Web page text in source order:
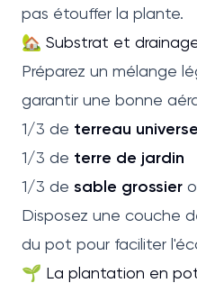
pas étouffer la plante.
🏡 Substrat et
Préparez un mélange
garantir une bonne
1/3 de terreau
1/3 de terre de jardin
1/3 de sable grossier
Disposez une couche
du pot pour faciliter
🌱 La plantation en